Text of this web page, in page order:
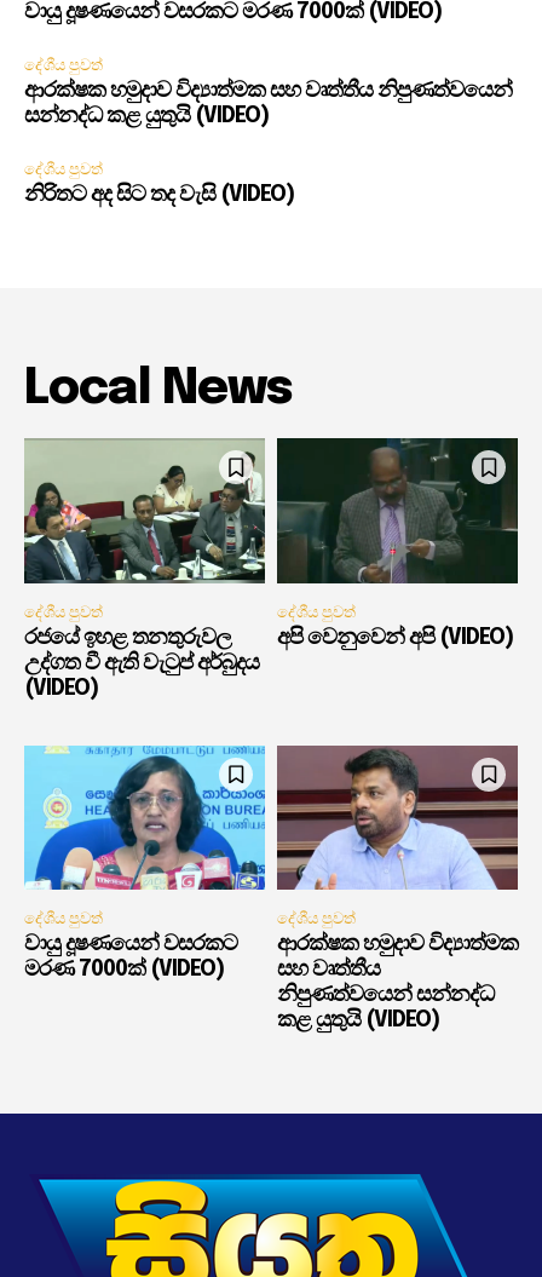
වායු දූෂණයෙන් වසරකට මරණ 7000ක් (VIDEO)
දේශීය පුවත්
ආරක්ෂක හමුදාව විද්‍යාත්මක සහ වෘත්තීය නිපුණත්වයෙන්
සන්නද්ධ කළ යුතුයි (VIDEO)
දේශීය පුවත්
නිරිතට අද සිට තද වැසි (VIDEO)
Local News
දේශීය පුවත්
රජයේ ඉහළ තනතුරුවල
උද්ගත වී ඇති වැටුප් අර්බුදය
(VIDEO)
දේශීය පුවත්
අපි වෙනුවෙන් අපි (VIDEO)
දේශීය පුවත්
වායු දූෂණයෙන් වසරකට
මරණ 7000ක් (VIDEO)
දේශීය පුවත්
ආරක්ෂක හමුදාව විද්‍යාත්මක
සහ වෘත්තීය
නිපුණත්වයෙන් සන්නද්ධ
කළ යුතුයි (VIDEO)